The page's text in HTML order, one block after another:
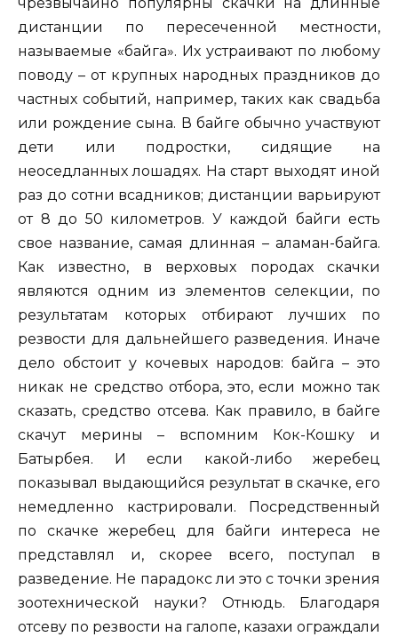
чрезвычайно популярны скачки на длинные
дистанции по пересеченной местности,
называемые «байга». Их устраивают по любому
поводу – от крупных народных праздников до
частных событий, например, таких как свадьба
или рождение сына. В байге обычно участвуют
дети или подростки, сидящие на
неоседланных лошадях. На старт выходят иной
раз до сотни всадников; дистанции варьируют
от 8 до 50 километров. У каждой байги есть
свое название, самая длинная – аламан-байга.
Как известно, в верховых породах скачки
являются одним из элементов селекции, по
результатам которых отбирают лучших по
резвости для дальнейшего разведения. Иначе
дело обстоит у кочевых народов: байга – это
никак не средство отбора, это, если можно так
сказать, средство отсева. Как правило, в байге
скачут мерины – вспомним Кок-Кошку и
Батырбея. И если какой-либо жеребец
показывал выдающийся результат в скачке, его
немедленно кастрировали. Посредственный
по скачке жеребец для байги интереса не
представлял и, скорее всего, поступал в
разведение. Не парадокс ли это с точки зрения
зоотехнической науки? Отнюдь. Благодаря
отсеву по резвости на галопе, казахи ограждали